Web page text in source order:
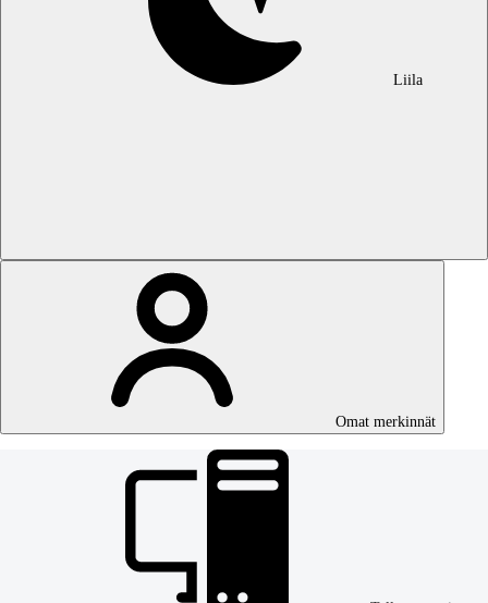
Liila
Omat merkinnät